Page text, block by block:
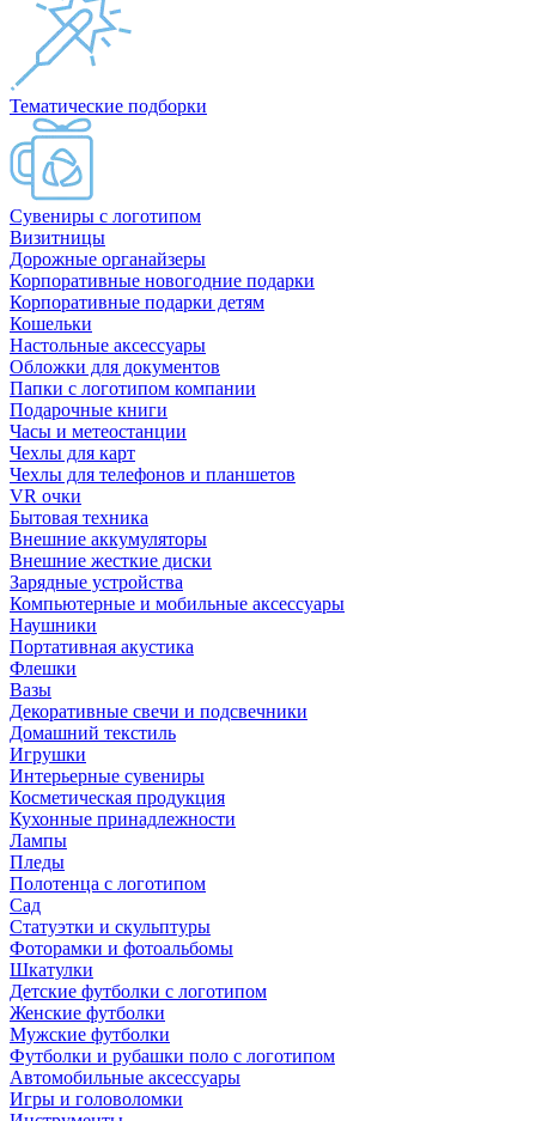
Тематические подборки
Сувениры с логотипом
Визитницы
Дорожные органайзеры
Корпоративные новогодние подарки
Корпоративные подарки детям
Кошельки
Настольные аксессуары
Обложки для документов
Папки с логотипом компании
Подарочные книги
Часы и метеостанции
Чехлы для карт
Чехлы для телефонов и планшетов
VR очки
Бытовая техника
Внешние аккумуляторы
Внешние жесткие диски
Зарядные устройства
Компьютерные и мобильные аксессуары
Наушники
Портативная акустика
Флешки
Вазы
Декоративные свечи и подсвечники
Домашний текстиль
Игрушки
Интерьерные сувениры
Косметическая продукция
Кухонные принадлежности
Лампы
Пледы
Полотенца с логотипом
Сад
Статуэтки и скульптуры
Фоторамки и фотоальбомы
Шкатулки
Детские футболки с логотипом
Женские футболки
Мужские футболки
Футболки и рубашки поло с логотипом
Автомобильные аксессуары
Игры и головоломки